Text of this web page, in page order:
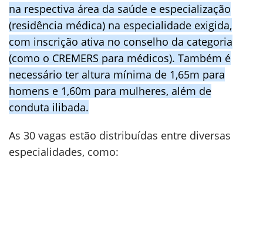
na respectiva área da saúde e especialização
(residência médica) na especialidade exigida,
com inscrição ativa no conselho da categoria
(como o CREMERS para médicos). Também é
necessário ter altura mínima de 1,65m para
homens e 1,60m para mulheres, além de
conduta ilibada.
As 30 vagas estão distribuídas entre diversas
especialidades, como: